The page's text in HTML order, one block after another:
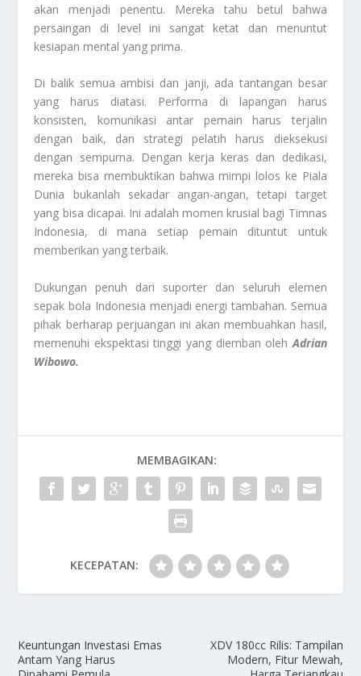
akan menjadi penentu. Mereka tahu betul bahwa
persaingan di level ini sangat ketat dan menuntut
kesiapan mental yang prima.
Di balik semua ambisi dan janji, ada tantangan besar
yang harus diatasi. Performa di lapangan harus
konsisten, komunikasi antar pemain harus terjalin
dengan baik, dan strategi pelatih harus dieksekusi
dengan sempurna. Dengan kerja keras dan dedikasi,
mereka bisa membuktikan bahwa mimpi lolos ke Piala
Dunia bukanlah sekadar angan-angan, tetapi target
yang bisa dicapai. Ini adalah momen krusial bagi Timnas
Indonesia, di mana setiap pemain dituntut untuk
memberikan yang terbaik.
Dukungan penuh dari suporter dan seluruh elemen
sepak bola Indonesia menjadi energi tambahan. Semua
pihak berharap perjuangan ini akan membuahkan hasil,
memenuhi ekspektasi tinggi yang diemban oleh Adrian
Wibowo.
MEMBAGIKAN:
KECEPATAN:
Keuntungan Investasi Emas
Antam Yang Harus
XDV 180cc Rilis: Tampilan
Modern, Fitur Mewah,